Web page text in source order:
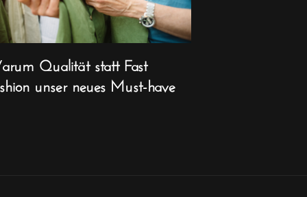
Qualität statt Fast
unser neues Must-have